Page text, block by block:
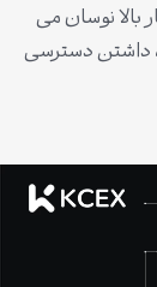
بالا نوسان می
داشتن دسترسی